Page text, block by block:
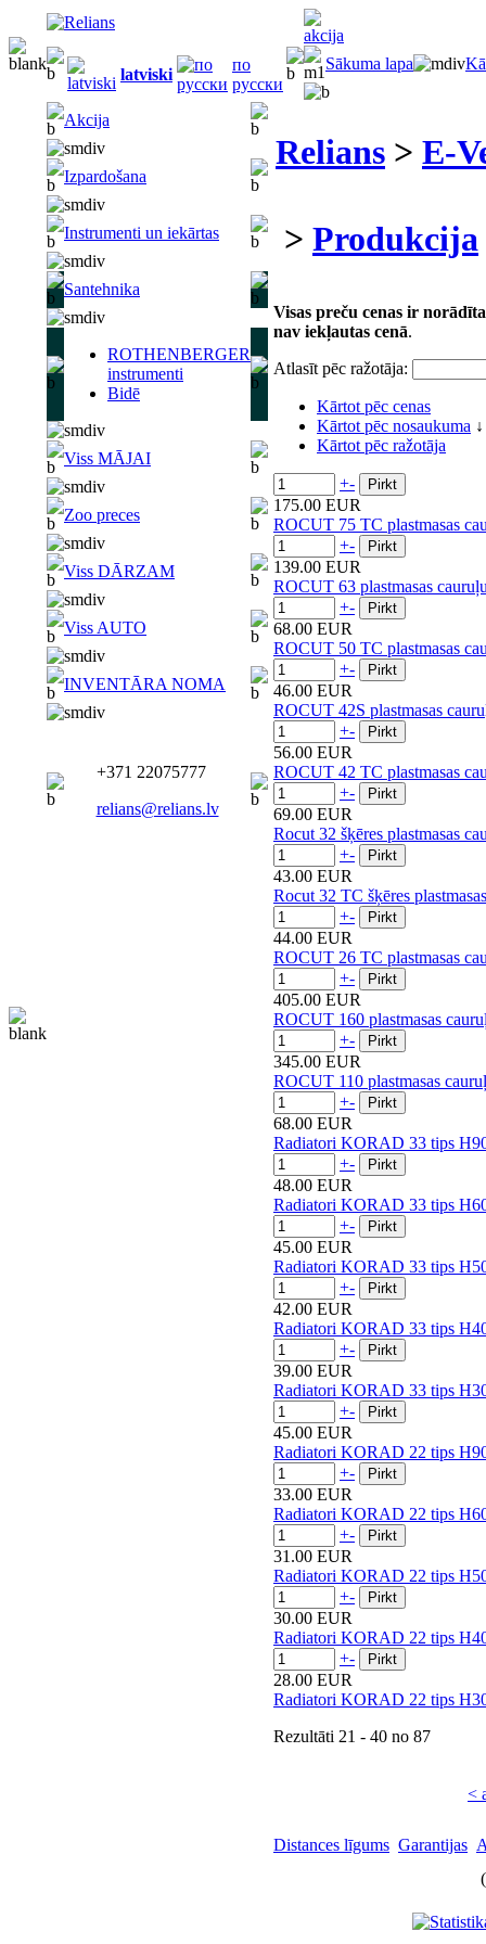
latviski
по
русски
Sākuma lapa
Akcija
Izpardošana
Instrumenti un iekārtas
Santehnika
ROTHENBERGER
instrumenti
Bidē
Viss MĀJAI
Zoo preces
Viss DĀRZAM
Viss AUTO
INVENTĀRA NOMA
+371 22075777
relians@relians.lv
Relians > E-
> Produkcija
Visas preču cenas ir
nav iekļautas cenā.
Atlasīt pēc ražotāja:
Kārtot pēc cenas
Kārtot pēc nosaukuma ↓
Kārtot pēc ražotāja
+-
175.00 EUR
ROCUT 75 TC plastmasas
+-
139.00 EUR
ROCUT 63 plastmasas
+-
68.00 EUR
ROCUT 50 TC plastmasas
+-
46.00 EUR
ROCUT 42S plastmasas
+-
56.00 EUR
ROCUT 42 TC plastmasas
+-
69.00 EUR
Rocut 32 šķēres plastmasas
+-
43.00 EUR
Rocut 32 TC šķēres
+-
44.00 EUR
ROCUT 26 TC plastmasas
+-
405.00 EUR
ROCUT 160 plastmasas
+-
345.00 EUR
ROCUT 110 plastmasas
+-
68.00 EUR
Radiatori KORAD 33 tips
+-
48.00 EUR
Radiatori KORAD 33 tips
+-
45.00 EUR
Radiatori KORAD 33 tips
+-
42.00 EUR
Radiatori KORAD 33 tips
+-
39.00 EUR
Radiatori KORAD 33 tips
+-
45.00 EUR
Radiatori KORAD 22 tips
+-
33.00 EUR
Radiatori KORAD 22 tips
+-
31.00 EUR
Radiatori KORAD 22 tips
+-
30.00 EUR
Radiatori KORAD 22 tips
+-
28.00 EUR
Radiatori KORAD 22 tips
Rezultāti 21 - 40 no 87
<
Distances līgums Garantijas